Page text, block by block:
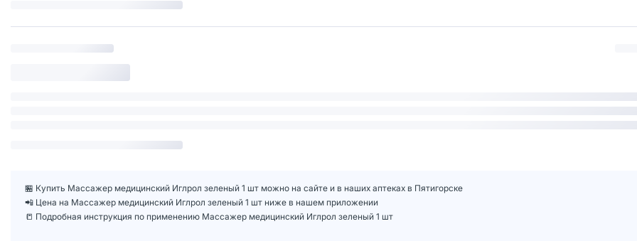
🏪 Купить Массажер медицинский Иглрол зеленый 1 шт можно на сайте и в наших аптеках в Пятигорске
📲 Цена на Массажер медицинский Иглрол зеленый 1 шт ниже в нашем приложении
📒 Подробная инструкция по применению Массажер медицинский Иглрол зеленый 1 шт